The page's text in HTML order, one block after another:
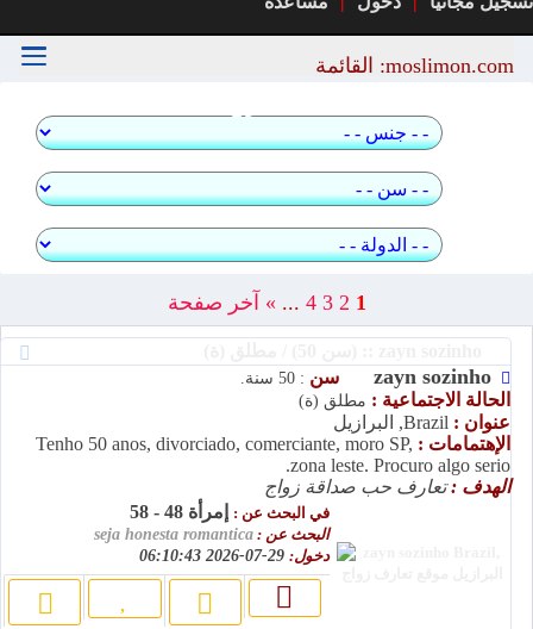
moslimon.com: القائمة
1
2
3
4
...
» آخر صفحة
zayn sozinho سن : 50 سنة.
الحالة الاجتماعية : مطلق (ة)
عنوان : Brazil, البرازيل
الإهتمامات : Tenho 50 anos, divorciado, comerciante, moro SP,
zona leste. Procuro algo serio.
الهدف :تعارف حب صداقة زواج
في البحث عن : إمرأة 48 - 58
البحث عن : seja honesta romantica
دخول: